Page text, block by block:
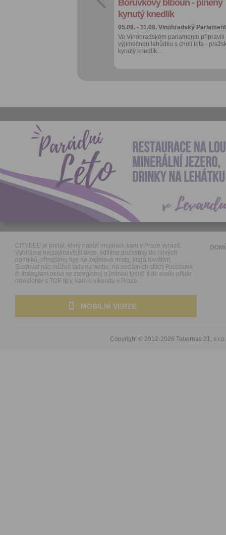
Borůvkový blboun - plněný
kynutý knedlík
05.08. - 11.08. Vinohradský Parlament
Ve Vinohradském parlamentu připravili
výjimečnou lahůdku s chutí léta -
kynutý knedlík…
Více výhod pro
přihlášené
CITYBEE je portál, který nabízí inspiraci, kam v Praze vyrazit.
Vybíráme nejzajímavější akce, sdílíme pozvánky do nových
podniků, přinášíme tipy na zajímavá místa, která navštívit.
Sledovat nás můžeš tady na webu, na sociálních sítích Facebook
či Instagram nebo se zaregistruj a jednou týdně ti do mailu přijde
newsletter s TOP tipy, kam o víkendu v Praze.
MOBILNÍ VERZE
Copyright © 2012-2026 Tabernas 21, s.r.o.